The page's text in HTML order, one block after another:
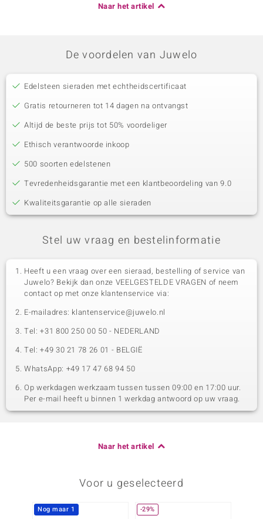
Naar het artikel
De voordelen van Juwelo
Edelsteen sieraden met echtheidscertificaat
Gratis retourneren tot 14 dagen na ontvangst
Altijd de beste prijs tot 50% voordeliger
Ethisch verantwoorde inkoop
500 soorten edelstenen
Tevredenheidsgarantie met een klantbeoordeling van 9.0
Kwaliteitsgarantie op alle sieraden
Stel uw vraag en bestelinformatie
Heeft u een vraag over een sieraad, bestelling of service van
Juwelo? Bekijk dan onze VEELGESTELDE VRAGEN of neem
contact op met onze klantenservice via:
E-mailadres: klantenservice@juwelo.nl
Tel: +31 800 250 00 50 - NEDERLAND
Tel: +49 30 21 78 26 01 - BELGIË
WhatsApp: +49 17 47 68 94 50
Op werkdagen werkzaam tussen tussen 09:00 en 17:00 uur.
Per e-mail heeft u binnen 1 werkdag antwoord op uw vraag.
Naar het artikel
Voor u geselecteerd
Nog maar 1 -29%